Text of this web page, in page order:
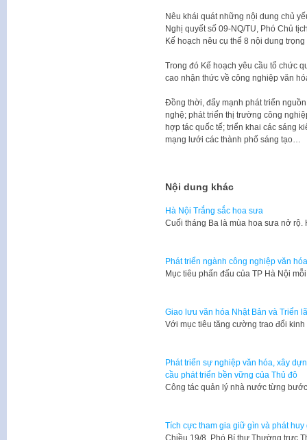
Nêu khái quát những nội dung chủ
Nghị quyết số 09-NQ/TU, Phó Chủ
Kế hoạch nêu cụ thể 8 nội dung
Trong đó Kế hoạch yêu cầu tổ chức
cao nhận thức về công nghiệp văn
Đồng thời, đẩy mạnh phát triển
nghệ; phát triển thị trường công
hợp tác quốc tế; triển khai các sáng
mạng lưới các thành phố sáng tạo…
Nội dung khác
Hà Nội Trắng sắc hoa sưa
Cuối tháng Ba là mùa hoa sưa nở
Phát triển ngành công nghiệp văn
Mục tiêu phấn đấu của TP Hà Nội
Giao lưu văn hóa Nhật Bản và Triển
Với mục tiêu tăng cường trao đổi
Phát triển sự nghiệp văn hóa, xây
cầu phát triển bền vững của Thủ đô
Công tác quản lý nhà nước từng
Tích cực tham gia giữ gìn và phát
Chiều 19/8, Phó Bí thư Thường trực